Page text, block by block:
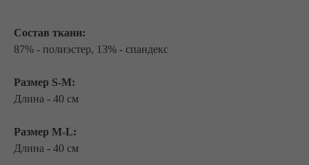
Состав ткани:
87% - полиэстер, 13% - спандекс
Размер S-M:
Длина - 40 см
Размер M-L:
Длина - 40 см